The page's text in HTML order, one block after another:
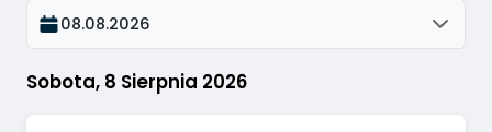
Sobota, 8 Sierpnia 2026
08.08.2026